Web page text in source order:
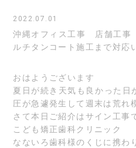
2022.07.01
沖縄オフィス工事 店舗工
ルチタンコート施工まで対応
おはようございます
夏日が続き天気も良かった日
圧が急遽発生して週末は荒れ
さて本日ご紹介はサイン工事
こども矯正歯科クリニック
なないろ歯科様のくじに携わ